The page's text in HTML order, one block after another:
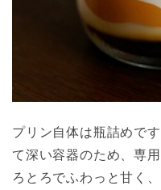
プリン自体は瓶詰めで
て深い容器のため、専
ろとろでふわっと甘く